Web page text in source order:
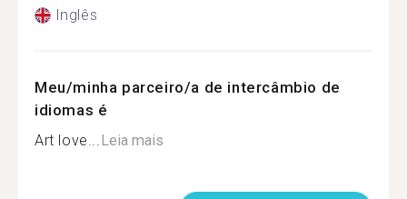
Inglês
Meu/minha parceiro/a de intercâmbio de
idiomas é
Art love...Leia mais